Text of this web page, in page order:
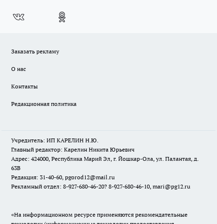
Заказать рекламу
О нас
Контакты
Редакционная политика
Учредитель: ИП КАРЕЛИН Н.Ю.
Главный редактор: Карелин Никита Юрьевич
Адрес: 424000, Республика Марий Эл, г. Йошкар-Ола, ул. Палантая, д.
63В
Редакция: 31-40-60, pgorod12@mail.ru
Рекламный отдел: 8-927-680-46-20? 8-927-680-46-10, mari@pg12.ru
«На информационном ресурсе применяются рекомендательные